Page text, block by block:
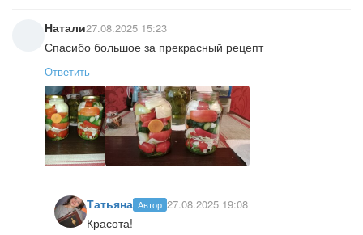
Натали27.08.2025 15:23
Спасибо большое за прекрасный рецепт
Ответить
Татьяна Автор 27.08.2025 19:08
Красота!